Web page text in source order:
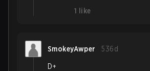
1
like
SmokeyAwper 536d
D+